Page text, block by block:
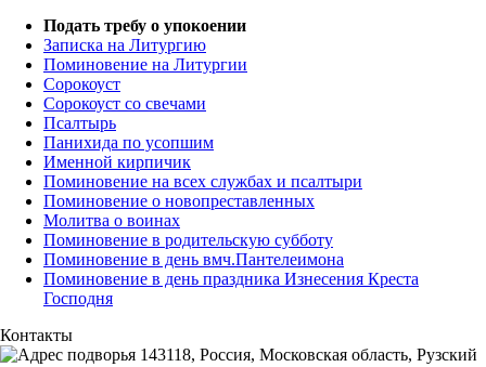
Подать требу о упокоении
Записка на Литургию
Поминовение на Литургии
Сорокоуст
Сорокоуст со свечами
Псалтырь
Панихида по усопшим
Именной кирпичик
Поминовение на всех службах и псалтыри
Поминовение о новопреставленных
Молитва о воинах
Поминовение в родительскую субботу
Поминовение в день вмч.Пантелеимона
Поминовение в день праздника Изнесения Креста
Господня
Контакты
143118, Россия, Московская область, Рузский